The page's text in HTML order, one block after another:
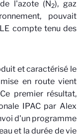
l'azote (N2), gaz
pouvait
compte tenu des
et caractérisé le
en route vient
premier résultat,
IPAC par Alex
d'un programme
et la durée de vie